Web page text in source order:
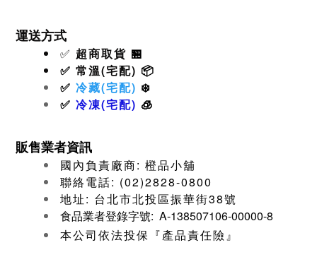
運送方式
✅ 超商取貨 🏪
✅ 常溫(宅配) 📦
✅ 冷藏(宅配) ❄️
✅ 冷凍(宅配) 🧊
販售業者資訊
國內負責廠商: 橙品小舖
聯絡電話: (02)2828-0800
地址: 台北市北投區振華街38號
食品業者登錄字號: A-138507106-00000-8
本公司依法投保『產品責任險』